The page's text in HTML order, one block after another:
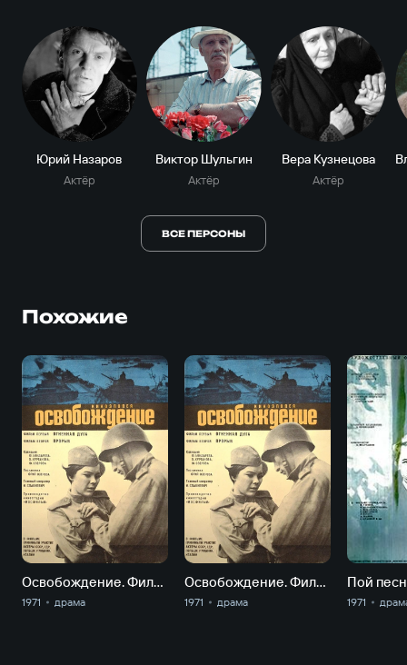
Юрий Назаров
Актёр
Виктор Шульгин
Актёр
Вера Кузнецова
Актёр
ВСЕ ПЕРСОНЫ
Похожие
Освобождение. Фильм 4-й. Битва за Берлин
1971 драма
Освобождение. Фильм 5-й. Последний штурм
1971 драма
Пой
1971